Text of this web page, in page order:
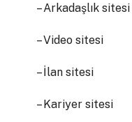
– Arkadaşlık sitesi
– Video sitesi
– İlan sitesi
– Kariyer sitesi